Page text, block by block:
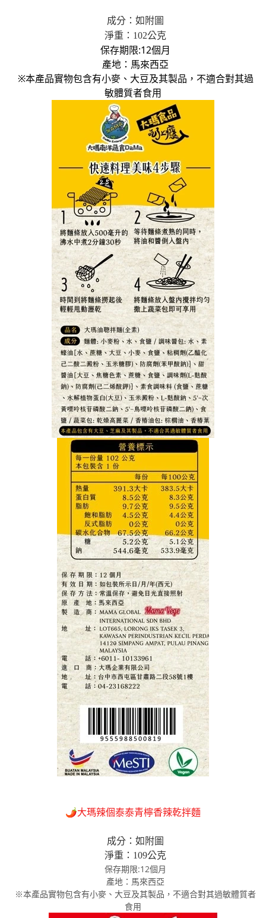
成分：如附圖
淨重：102公克
保存期限:12個月
產地：馬來西亞
※本產品實物包含有小麥、大豆及其製品，不適合對其過
敏體質者食用
🌶️大瑪辣個泰泰青檸香辣乾拌麵
成分：如附圖
淨重：109公克
保存期限:12個月
產地：馬來西亞
※本產品實物包含有小麥、大豆及其製品，不適合對其過敏體質者
食用